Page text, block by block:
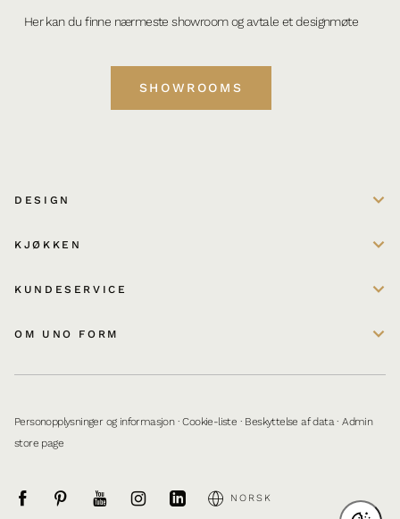
Her kan du finne nærmeste showroom og avtale et designmøte
SHOWROOMS
DESIGN
KJØKKEN
KUNDESERVICE
OM UNO FORM
Personopplysninger og informasjon · Cookie-liste · Beskyttelse af data · Admin
store page
NORSK